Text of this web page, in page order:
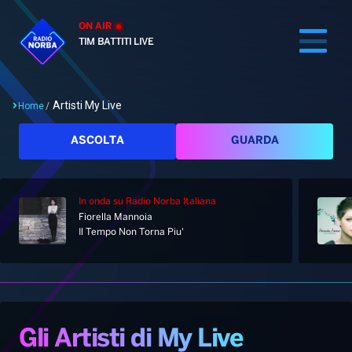
ON AIR
TIM BATTITI LIVE
Home
Palinsesto
Notizie
Home/ Artisti My Live
ASCOLTA GUARDA
In onda su Radio Norba Italiana
Fiorella Mannoia
Il Tempo Non Torna Piu'
Gli Artisti di My Live